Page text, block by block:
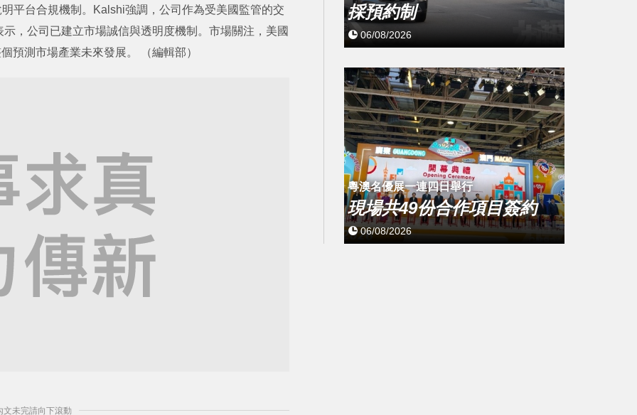
平台合規機制。Kalshi強調，公司作為受美國監管的交
，公司已建立市場誠信與透明度機制。市場關注，美國
預測市場產業未來發展。 （編輯部）
文未完請向下滾動
採預約制
06/08/2026
粵澳名優展一連四日舉行
現場共49份合作項目簽約
06/08/2026